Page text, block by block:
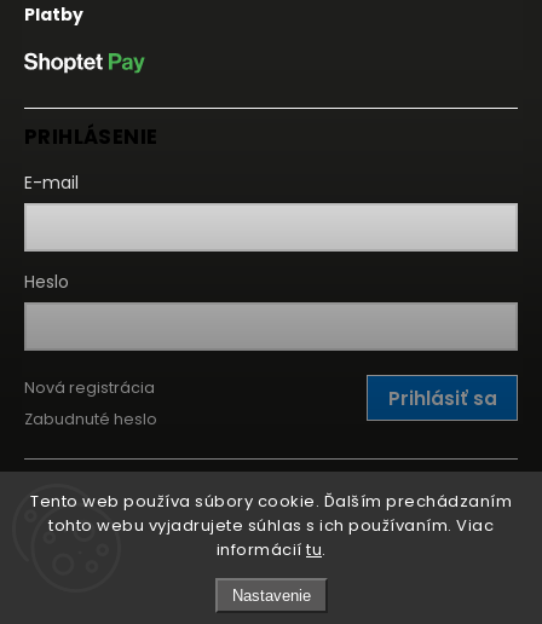
Tento web používa súbory cookie. Ďalším prechádzaním
tohto webu vyjadrujete súhlas s ich používaním. Viac
informácií tu.
Nastavenie
Platby
PRIHLÁSENIE
E-mail
Heslo
Prihlásiť sa
Nová registrácia
Zabudnuté heslo